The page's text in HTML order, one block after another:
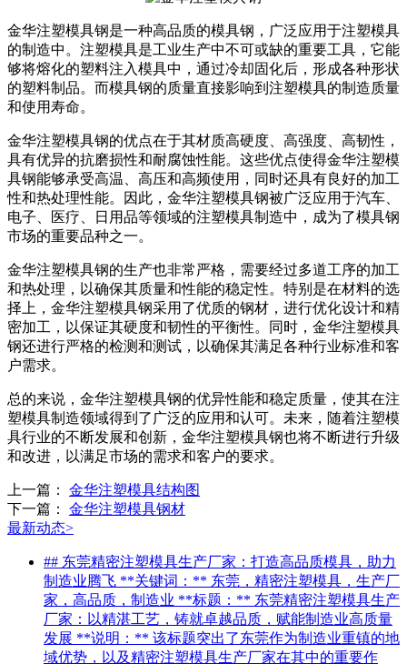
金华注塑模具钢是一种高品质的模具钢，广泛应用于注塑模具
的制造中。注塑模具是工业生产中不可或缺的重要工具，它能
够将熔化的塑料注入模具中，通过冷却固化后，形成各种形状
的塑料制品。而模具钢的质量直接影响到注塑模具的制造质量
和使用寿命。
金华注塑模具钢的优点在于其材质高硬度、高强度、高韧性，
具有优异的抗磨损性和耐腐蚀性能。这些优点使得金华注塑模
具钢能够承受高温、高压和高频使用，同时还具有良好的加工
性和热处理性能。因此，金华注塑模具钢被广泛应用于汽车、
电子、医疗、日用品等领域的注塑模具制造中，成为了模具钢
市场的重要品种之一。
金华注塑模具钢的生产也非常严格，需要经过多道工序的加工
和热处理，以确保其质量和性能的稳定性。特别是在材料的选
择上，金华注塑模具钢采用了优质的钢材，进行优化设计和精
密加工，以保证其硬度和韧性的平衡性。同时，金华注塑模具
钢还进行严格的检测和测试，以确保其满足各种行业标准和客
户需求。
总的来说，金华注塑模具钢的优异性能和稳定质量，使其在注
塑模具制造领域得到了广泛的应用和认可。未来，随着注塑模
具行业的不断发展和创新，金华注塑模具钢也将不断进行升级
和改进，以满足市场的需求和客户的要求。
上一篇： 金华注塑模具结构图
下一篇： 金华注塑模具钢材
最新动态>
## 东莞精密注塑模具生产厂家：打造高品质模具，助力
制造业腾飞 **关键词：** 东莞，精密注塑模具，生产厂
家，高品质，制造业 **标题：** 东莞精密注塑模具生产
厂家：以精湛工艺，铸就卓越品质，赋能制造业高质量
发展 **说明：** 该标题突出了东莞作为制造业重镇的地
域优势，以及精密注塑模具生产厂家在其中的重要作